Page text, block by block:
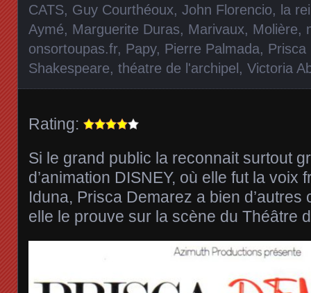
CATS, Guy Courthéoux, John Florencio, la
Aymé, Marguerite Duras, Marivaux, Molière,
onsortoupas.fr, Papy, Pierre Palmada, Prisca
Shakespeare, théatre de l'archipel , Victoria
Rating:
Si le grand public la reconnait surtout
d’animation DISNEY, où elle fut la voix
Iduna, Prisca Demarez a bien d’autres
elle le prouve sur la scène du Théâtre